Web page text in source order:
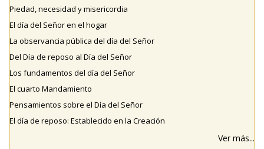
Piedad, necesidad y misericordia
El día del Señor en el hogar
La observancia pública del día del Señor
Del Día de reposo al Día del Señor
Los fundamentos del día del Señor
El cuarto Mandamiento
Pensamientos sobre el Día del Señor
El día de reposo: Establecido en la Creación
Ver más...